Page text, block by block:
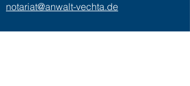
notariat@anwalt-vechta.de